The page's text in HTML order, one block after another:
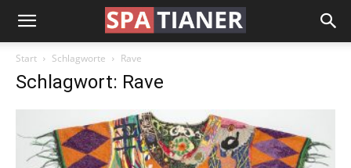
Start Schlagworte Rave
Schlagwort: Rave